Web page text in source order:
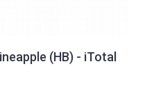
(HB) - iTotal